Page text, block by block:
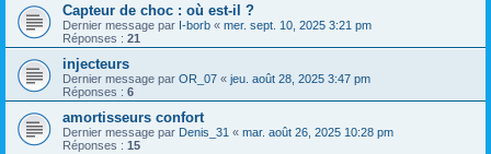
Capteur de choc : où est-il ?
Dernier message par I-borb « mer. sept. 10, 2025 3:21 pm
Réponses : 21
injecteurs
Dernier message par OR_07 « jeu. août 28, 2025 3:47 pm
Réponses : 6
amortisseurs confort
Dernier message par Denis_31 « mar. août 26, 2025 10:28 pm
Réponses : 15